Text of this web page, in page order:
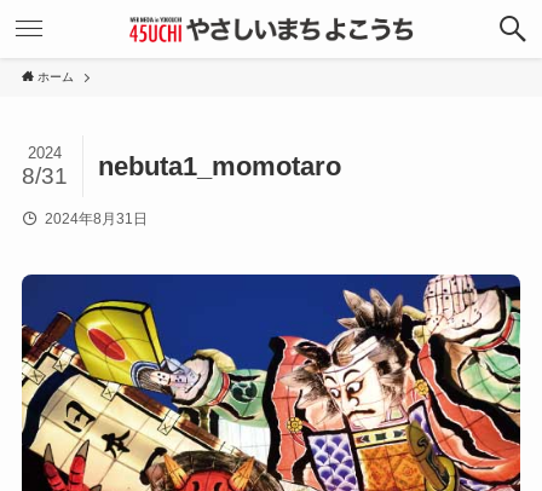
ホーム
nebuta1_momotaro
2024
8/31
2024年8月31日